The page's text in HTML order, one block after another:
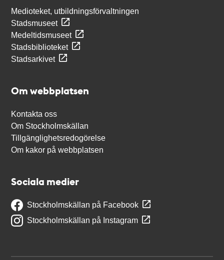
Medioteket, utbildningsförvaltningen
Stadsmuseet
Medeltidsmuseet
Stadsbiblioteket
Stadsarkivet
Om webbplatsen
Kontakta oss
Om Stockholmskällan
Tillgänglighetsredogörelse
Om kakor på webbplatsen
Sociala medier
Stockholmskällan på Facebook
Stockholmskällan på Instagram